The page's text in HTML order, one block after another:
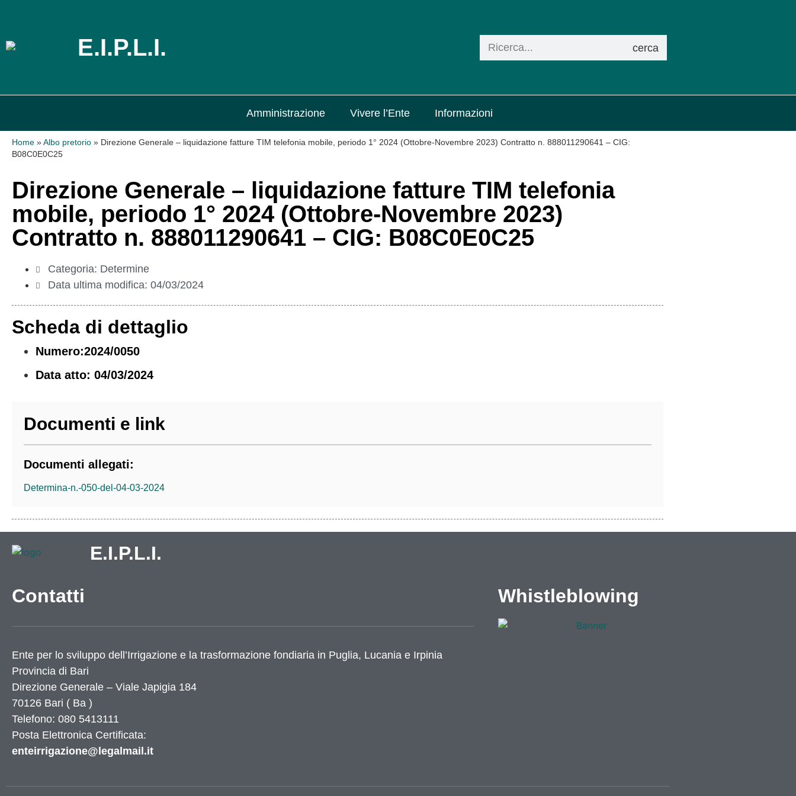
E.I.P.L.I. cerca
Amministrazione Vivere l’Ente Informazioni
Home » Albo pretorio » Direzione Generale – liquidazione fatture TIM telefonia mobile, periodo 1° 2024 (Ottobre-Novembre 2023) Contratto n. 888011290641 – CIG:
B08C0E0C25
Direzione Generale – liquidazione fatture TIM telefonia
mobile, periodo 1° 2024 (Ottobre-Novembre 2023)
Contratto n. 888011290641 – CIG: B08C0E0C25
Categoria: Determine
Data ultima modifica: 04/03/2024
Scheda di dettaglio
Numero:2024/0050
Data atto: 04/03/2024
Documenti e link
Documenti allegati:
Determina-n.-050-del-04-03-2024
E.I.P.L.I.
Contatti
Ente per lo sviluppo dell’Irrigazione e la trasformazione fondiaria in Puglia, Lucania e Irpinia
Provincia di Bari
Direzione Generale – Viale Japigia 184
70126 Bari ( Ba )
Telefono: 080 5413111
Posta Elettronica Certificata:
enteirrigazione@legalmail.it
Whistleblowing